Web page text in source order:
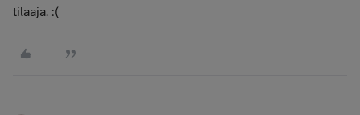
tilaaja. :(